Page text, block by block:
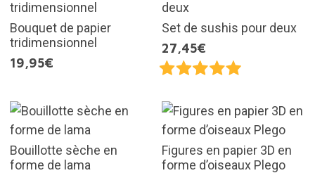
Bouquet de papier
tridimensionnel
19,95€
Set de sushis pour deux
27,45€
Bouillotte sèche en
forme de lama
Figures en papier 3D en
forme d’oiseaux Plego